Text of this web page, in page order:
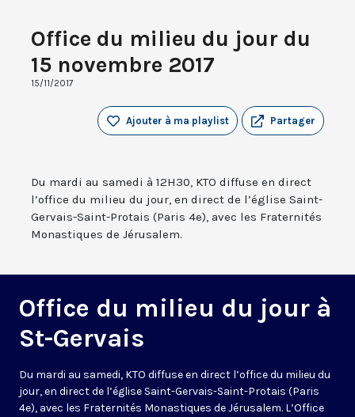
Office du milieu du jour du
15 novembre 2017
15/11/2017
Partager
Ajouter à ma playlist
Du mardi au samedi à 12H30, KTO diffuse en direct
l’office du milieu du jour, en direct de l’église Saint-
Gervais-Saint-Protais (Paris 4e), avec les Fraternités
Monastiques de Jérusalem.
Office du milieu du jour à
St-Gervais
Du mardi au samedi, KTO diffuse en direct l’office du milieu du
jour, en direct de l’église Saint-Gervais-Saint-Protais (Paris
4e), avec les Fraternités Monastiques de Jérusalem. L’Office